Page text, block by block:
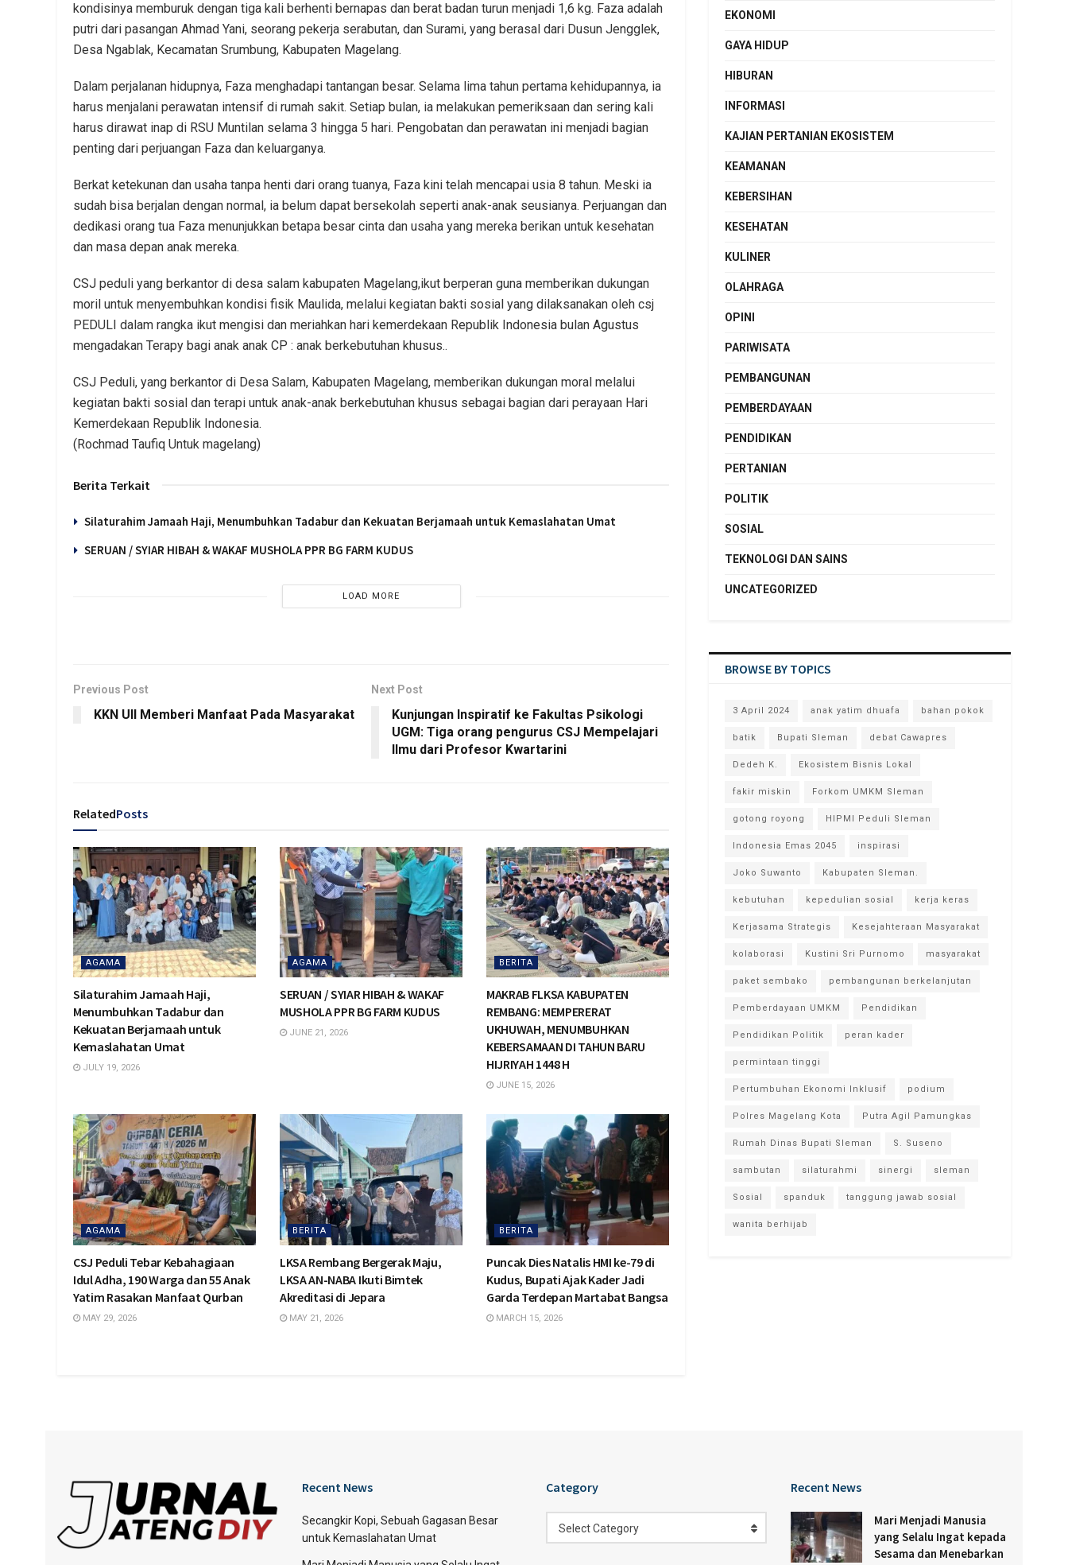
kondisinya memburuk dengan tiga kali berhenti bernapas dan berat badan turun menjadi 1,6 kg. Faza adalah
putri dari pasangan Ahmad Yani, seorang pekerja serabutan, dan Surami, yang berasal dari Dusun Jengglek,
Desa Ngablak, Kecamatan Srumbung, Kabupaten Magelang.
Dalam perjalanan hidupnya, Faza menghadapi tantangan besar. Selama lima tahun pertama kehidupannya, ia
harus menjalani perawatan intensif di rumah sakit. Setiap bulan, ia melakukan pemeriksaan dan sering kali
harus dirawat inap di RSU Muntilan selama 3 hingga 5 hari. Pengobatan dan perawatan ini menjadi bagian
penting dari perjuangan Faza dan keluarganya.
Berkat ketekunan dan usaha tanpa henti dari orang tuanya, Faza kini telah mencapai usia 8 tahun. Meski ia
sudah bisa berjalan dengan normal, ia belum dapat bersekolah seperti anak-anak seusianya. Perjuangan dan
dedikasi orang tua Faza menunjukkan betapa besar cinta dan usaha yang mereka berikan untuk kesehatan
dan masa depan anak mereka.
CSJ peduli yang berkantor di desa salam kabupaten Magelang,ikut berperan guna memberikan dukungan
moril untuk menyembuhkan kondisi fisik Maulida, melalui kegiatan bakti sosial yang dilaksanakan oleh csj
PEDULI dalam rangka ikut mengisi dan meriahkan hari kemerdekaan Republik Indonesia bulan Agustus
mengadakan Terapy bagi anak anak CP : anak berkebutuhan khusus..
CSJ Peduli, yang berkantor di Desa Salam, Kabupaten Magelang, memberikan dukungan moral melalui
kegiatan bakti sosial dan terapi untuk anak-anak berkebutuhan khusus sebagai bagian dari perayaan Hari
Kemerdekaan Republik Indonesia.
(Rochmad Taufiq Untuk magelang)
Berita Terkait
Silaturahim Jamaah Haji, Menumbuhkan Tadabur dan Kekuatan Berjamaah untuk Kemaslahatan Umat
SERUAN / SYIAR HIBAH & WAKAF MUSHOLA PPR BG FARM KUDUS
LOAD MORE
Previous Post
KKN UII Memberi Manfaat Pada Masyarakat
Next Post
Kunjungan Inspiratif ke Fakultas Psikologi
UGM: Tiga orang pengurus CSJ Mempelajari
Ilmu dari Profesor Kwartarini
RelatedPosts
AGAMA
Silaturahim Jamaah Haji,
Menumbuhkan Tadabur dan
Kekuatan Berjamaah untuk
Kemaslahatan Umat
JULY 19, 2026
AGAMA
SERUAN / SYIAR HIBAH & WAKAF
MUSHOLA PPR BG FARM KUDUS
JUNE 21, 2026
BERITA
MAKRAB FLKSA KABUPATEN
REMBANG: MEMPERERAT
UKHUWAH, MENUMBUHKAN
KEBERSAMAAN DI TAHUN BARU
HIJRIYAH 1448 H
JUNE 15, 2026
AGAMA
CSJ Peduli Tebar Kebahagiaan
Idul Adha, 190 Warga dan 55 Anak
Yatim Rasakan Manfaat Qurban
MAY 29, 2026
BERITA
LKSA Rembang Bergerak Maju,
LKSA AN-NABA Ikuti Bimtek
Akreditasi di Jepara
MAY 21, 2026
BERITA
Puncak Dies Natalis HMI ke-79 di
Kudus, Bupati Ajak Kader Jadi
Garda Terdepan Martabat Bangsa
MARCH 15, 2026
EKONOMI
GAYA HIDUP
HIBURAN
INFORMASI
KAJIAN PERTANIAN EKOSISTEM
KEAMANAN
KEBERSIHAN
KESEHATAN
KULINER
OLAHRAGA
OPINI
PARIWISATA
PEMBANGUNAN
PEMBERDAYAAN
PENDIDIKAN
PERTANIAN
POLITIK
SOSIAL
TEKNOLOGI DAN SAINS
UNCATEGORIZED
BROWSE BY TOPICS
3 April 2024 anak yatim dhuafa bahan pokok
batik Bupati Sleman debat Cawapres
Dedeh K. Ekosistem Bisnis Lokal
fakir miskin Forkom UMKM Sleman
gotong royong HIPMI Peduli Sleman
Indonesia Emas 2045 inspirasi
Joko Suwanto Kabupaten Sleman.
kebutuhan kepedulian sosial kerja keras
Kerjasama Strategis Kesejahteraan Masyarakat
kolaborasi Kustini Sri Purnomo masyarakat
paket sembako pembangunan berkelanjutan
Pemberdayaan UMKM Pendidikan
Pendidikan Politik peran kader
permintaan tinggi
Pertumbuhan Ekonomi Inklusif podium
Polres Magelang Kota Putra Agil Pamungkas
Rumah Dinas Bupati Sleman S. Suseno
sambutan silaturahmi sinergi sleman
Sosial spanduk tanggung jawab sosial
wanita berhijab
Recent News
Secangkir Kopi, Sebuah Gagasan Besar
untuk Kemaslahatan Umat
Category
Select Category
Recent News
Mari Menjadi Manusia
yang Selalu Ingat kepada
Sesama dan Menebarkan